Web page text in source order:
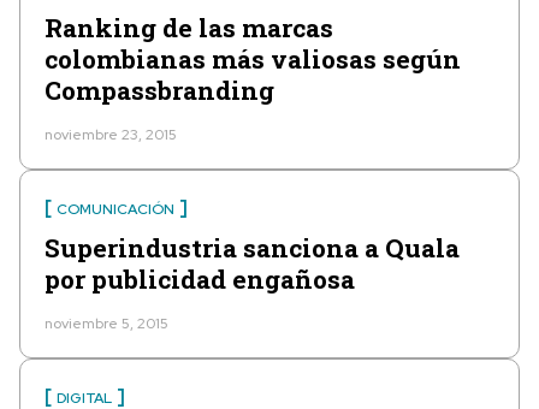
Ranking de las marcas
colombianas más valiosas según
Compassbranding
noviembre 23, 2015
COMUNICACIÓN
Superindustria sanciona a Quala
por publicidad engañosa
noviembre 5, 2015
DIGITAL